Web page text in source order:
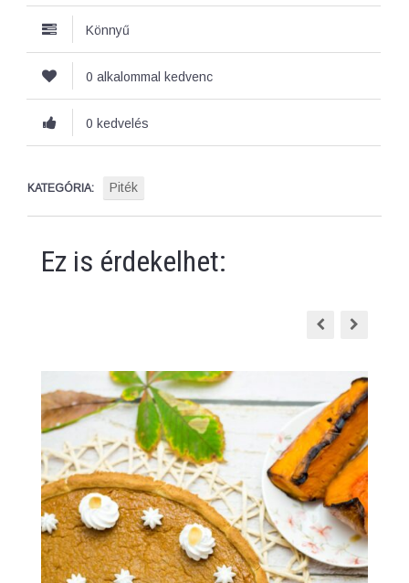
Könnyű
0 alkalommal kedvenc
0 kedvelés
KATEGÓRIA: Piték
Ez is érdekelhet: